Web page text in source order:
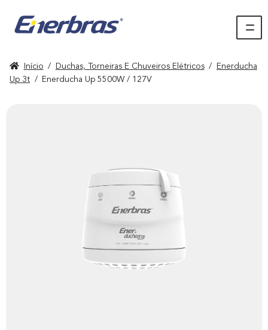
Início / Duchas, Torneiras E Chuveiros Elétricos /
Enerducha
Up 3t / Enerducha Up 5500W / 127V